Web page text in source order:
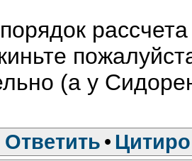
(а у
Ответить •